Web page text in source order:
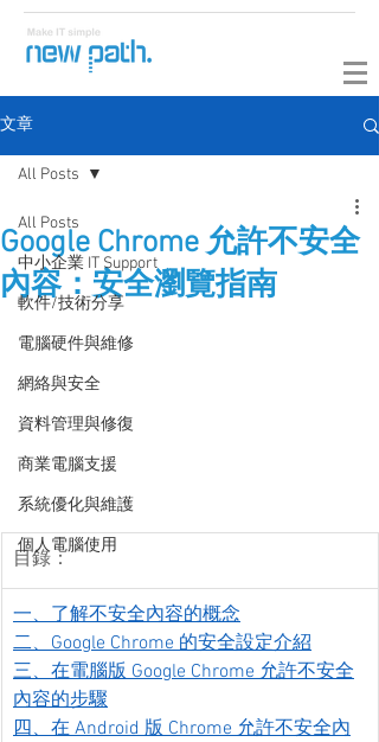
文章
All Posts
中小企業 IT Support
軟件/技術分享
電腦硬件與維修
網絡與安全
資料管理與修復
商業電腦支援
系統優化與維護
個人電腦使用
All Posts
Google Chrome 允許不安全
內容：安全瀏覽指南
目錄：
一、了解不安全內容的概念
二、Google Chrome 的安全設定介紹
三、在電腦版 Google Chrome 允許不安全
內容的步驟
四、在 Android 版 Chrome 允許不安全內